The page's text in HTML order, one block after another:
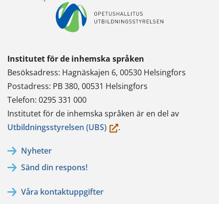
Institutet för de inhemska språken
Besöksadress: Hagnäskajen 6, 00530 Helsingfors
Postadress: PB 380, 00531 Helsingfors
Telefon: 0295 331 000
Institutet för de inhemska språken är en del av
Utbildningsstyrelsen (UBS)(du.
Nyheter
Sänd din respons!
Våra kontaktuppgifter